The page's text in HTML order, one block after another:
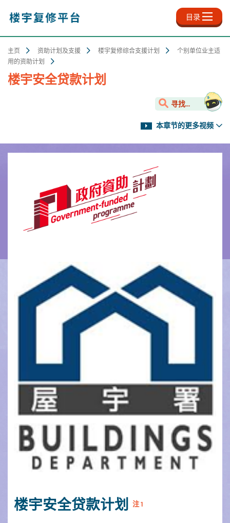
内
目录
主页 资助计划及支援 楼宇复修综合支援计划
个别单位业主适
用的资助计划
楼宇安全贷款计划
寻找...
本章节的更多视频
楼宇安全贷款计划 注 1